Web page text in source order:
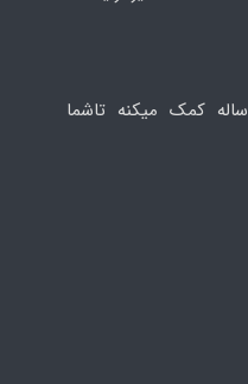
مجموعه مهدی اسپرت باسابقه 10 ساله کمک میکنه تاشما